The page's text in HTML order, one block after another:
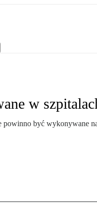
w
powinno być wykonywane